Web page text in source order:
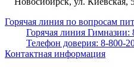
Горячая линия по вопросам
Горячая линия Гимназии:
Телефон доверия: 8-800-
Контактная информация